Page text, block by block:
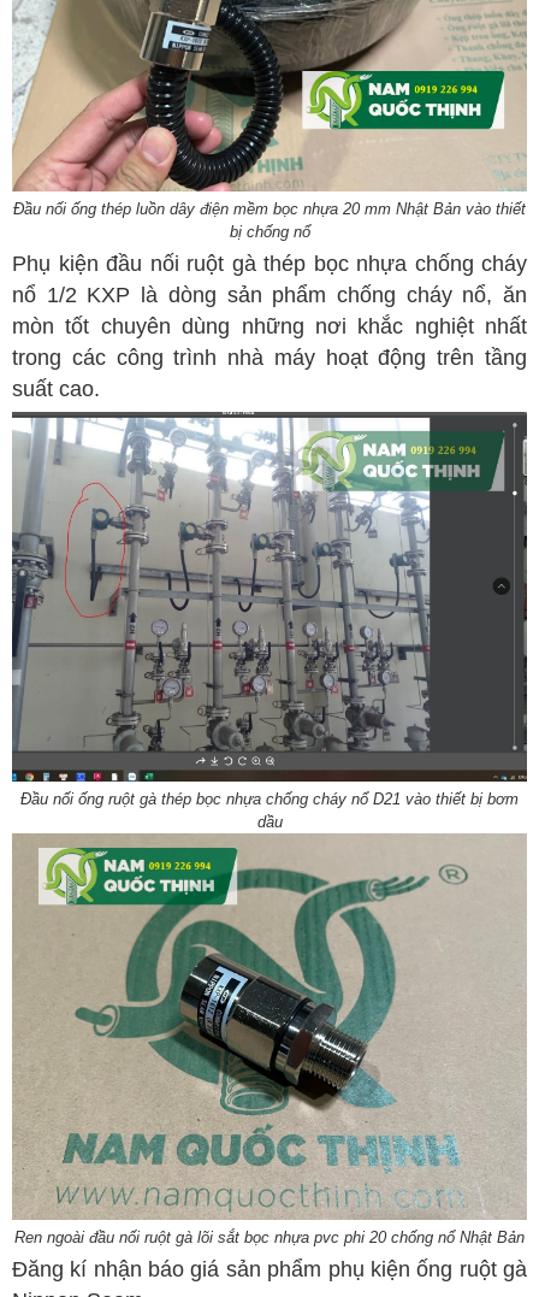
Đầu nối ống thép luồn dây điện mềm bọc nhựa 20 mm Nhật Bản vào thiết
bị chống nổ
Phụ kiện đầu nối ruột gà thép bọc nhựa chống cháy
nổ 1/2 KXP là dòng sản phẩm chống cháy nổ, ăn
mòn tốt chuyên dùng những nơi khắc nghiệt nhất
trong các công trình nhà máy hoạt động trên tầng
suất cao.
Đầu nối ống ruột gà thép bọc nhựa chống cháy nổ D21 vào thiết bị bơm
dầu
Ren ngoài đầu nối ruột gà lõi sắt bọc nhựa pvc phi 20 chống nổ Nhật Bản
Đăng kí nhận báo giá sản phẩm phụ kiện ống ruột gà